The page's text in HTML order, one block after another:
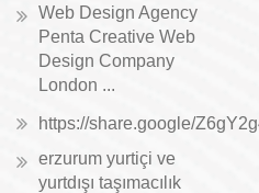
Web Design Agency
Penta Creative Web
Design Company
London ...
https://share.google/
erzurum yurtiçi ve
yurtdışı taşımacılık